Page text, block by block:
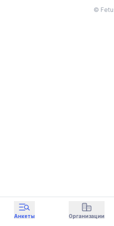
©
Анкеты Организации